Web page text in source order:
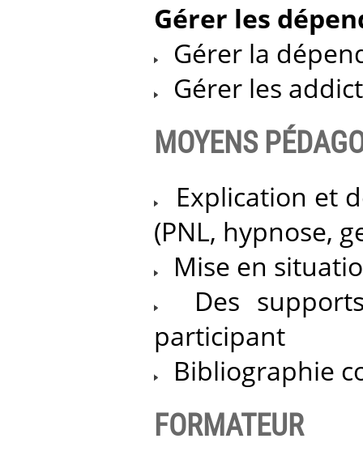
Gérer les
Gérer la
Gérer les
MOYENS
Explication et
(PNL, hypnose,
Mise en
Des
participant
Bibliographie
FORMATEUR